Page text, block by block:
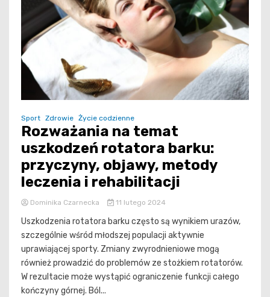
Sport Zdrowie Życie codzienne
Rozważania na temat
uszkodzeń rotatora barku:
przyczyny, objawy, metody
leczenia i rehabilitacji
Dominika Czarnecka 11 lutego 2024
Uszkodzenia rotatora barku często są wynikiem urazów,
szczególnie wśród młodszej populacji aktywnie
uprawiającej sporty. Zmiany zwyrodnieniowe mogą
również prowadzić do problemów ze stożkiem rotatorów.
W rezultacie może wystąpić ograniczenie funkcji całego
kończyny górnej. Ból...